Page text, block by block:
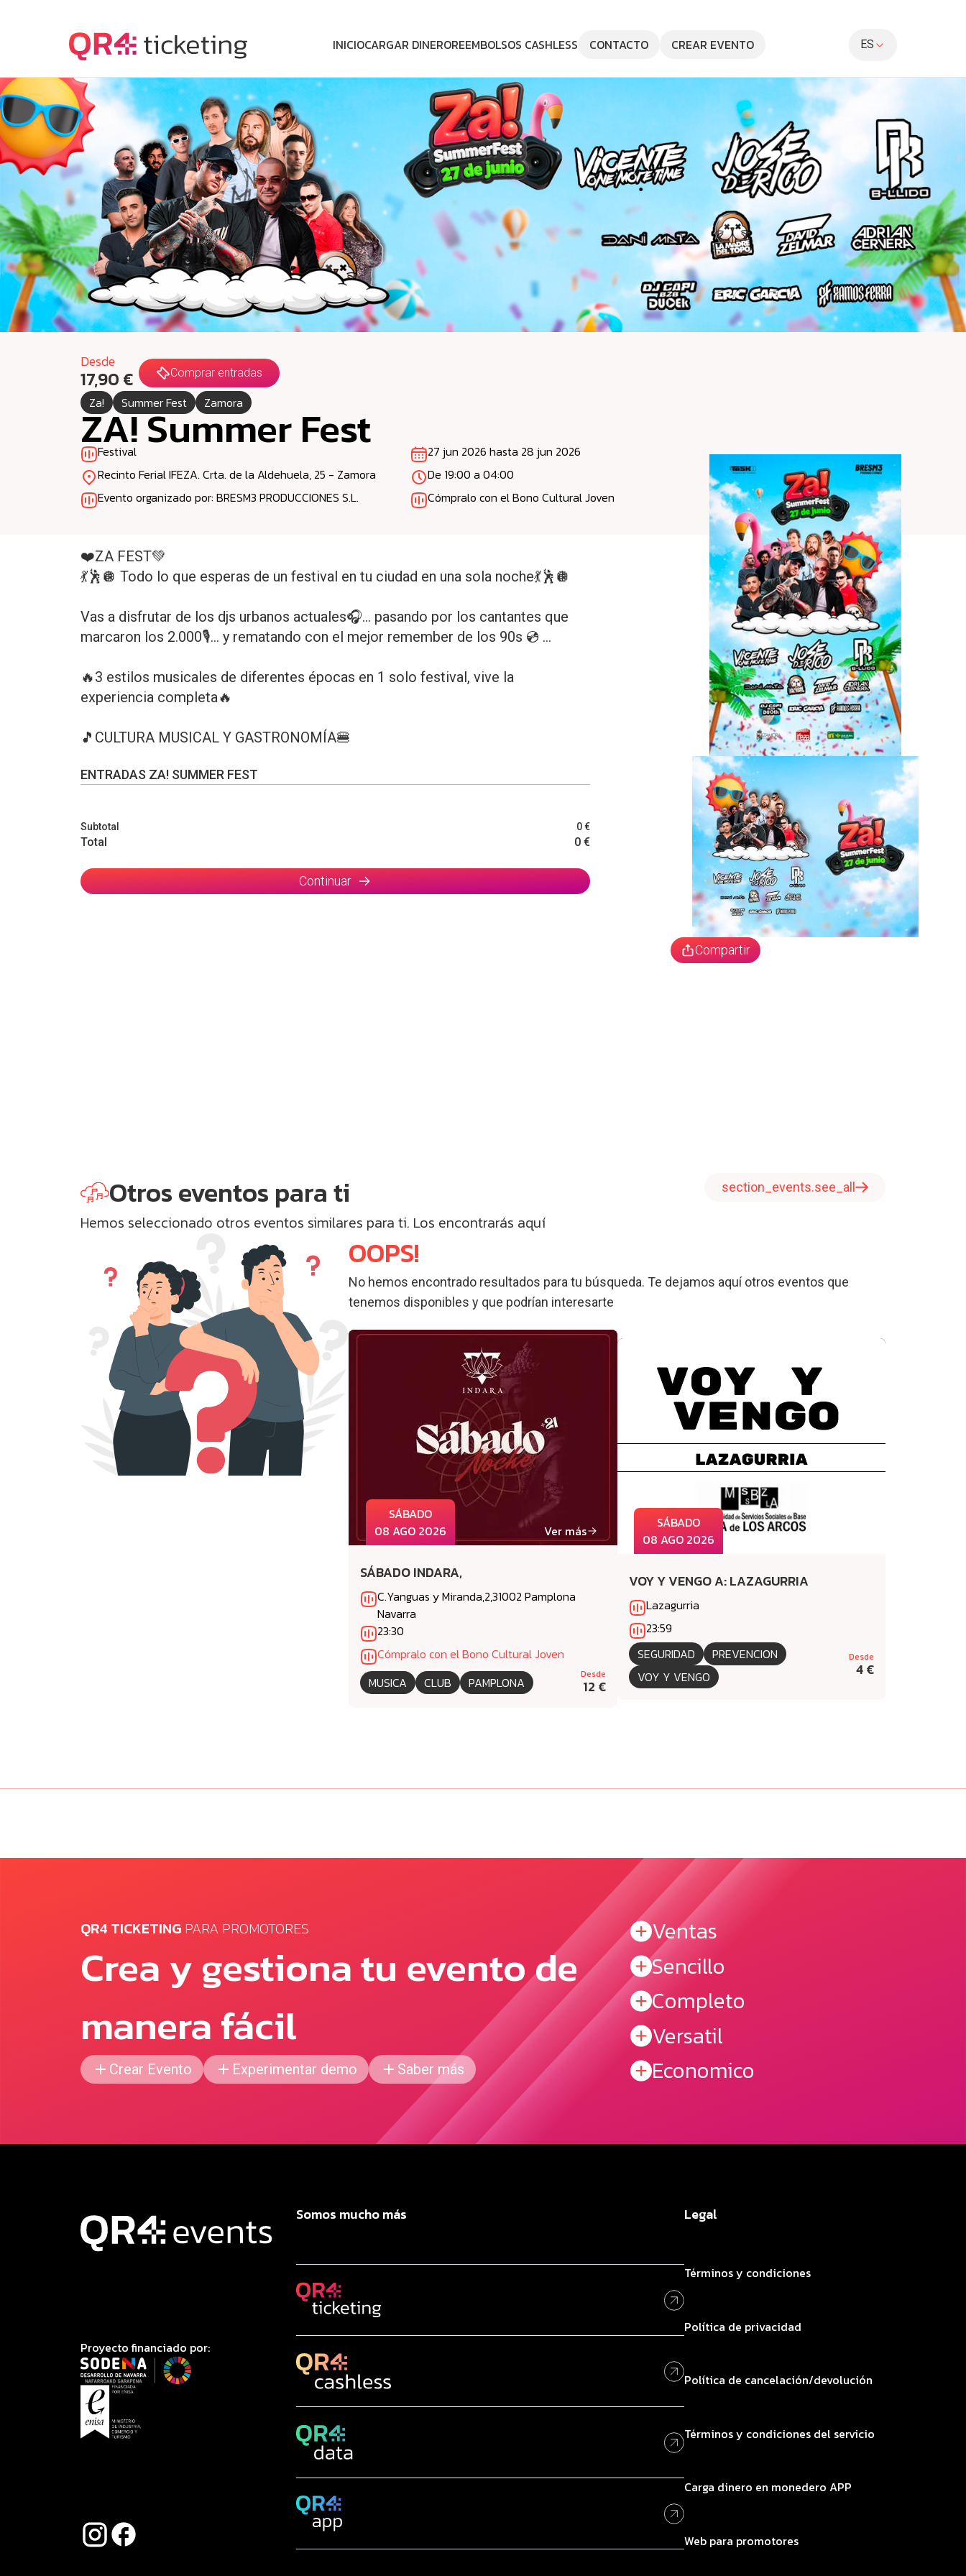
INICIOCARGAR DINEROREEMBOLSOS CASHLESS CONTACTO CREAR EVENTO ES
Desde
17,90 € Comprar entradas
Za! Summer Fest Zamora
ZA! Summer Fest
Festival
Recinto Ferial IFEZA. Crta. de la Aldehuela, 25 - Zamora
Evento organizado por: BRESM3 PRODUCCIONES S.L.
27 jun 2026 hasta 28 jun 2026
De 19:00 a 04:00
Cómpralo con el Bono Cultural Joven
❤️ZA FEST💚
💃🕺🪩 Todo lo que esperas de un festival en tu ciudad en una sola noche💃🕺🪩
Vas a disfrutar de los djs urbanos actuales🎧… pasando por los cantantes que
marcaron los 2.000🎙️… y rematando con el mejor remember de los 90s 💿 …
🔥3 estilos musicales de diferentes épocas en 1 solo festival, vive la
experiencia completa🔥
🎵CULTURA MUSICAL Y GASTRONOMÍA🍔
ENTRADAS ZA! SUMMER FEST
Subtotal 0 €
Total 0 €
Continuar
Compartir
Otros eventos para ti section_events.see_all
Hemos seleccionado otros eventos similares para ti. Los encontrarás aquí
OOPS!
No hemos encontrado resultados para tu búsqueda. Te dejamos aquí otros eventos que
tenemos disponibles y que podrían interesarte
SÁBADO
08 AGO 2026
Ver más
SÁBADO INDARA,
C.Yanguas y Miranda,2,31002 Pamplona
Navarra
23:30
Cómpralo con el Bono Cultural Joven
MUSICA
CLUB PAMPLONA Desde
12 €
SÁBADO
08 AGO 2026
VOY Y VENGO A: LAZAGURRIA
Lazagurria
23:59
SEGURIDAD
PREVENCION
VOY Y VENGO
Desde
4 €
QR4 TICKETING PARA PROMOTORES
Crea y gestiona tu evento de
manera fácil
Crear Evento Experimentar demo Saber más
Ventas
Sencillo
Completo
Versatil
Economico
Proyecto financiado por:
Somos mucho más Legal
Términos y condiciones
Política de privacidad
Política de cancelación/devolución
Términos y condiciones del servicio
Carga dinero en monedero APP
Web para promotores